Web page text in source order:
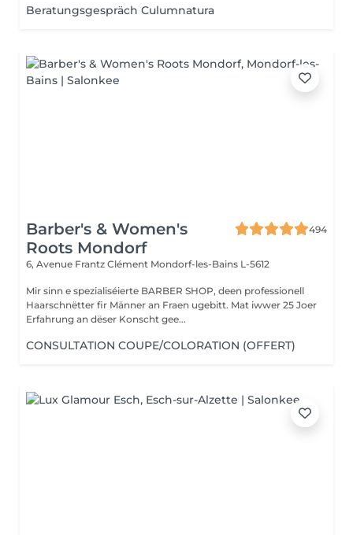
Beratungsgespräch Culumnatura
Barber's & Women's
Roots Mondorf
494
6, Avenue Frantz Clément Mondorf-les-Bains L-5612
Mir sinn e spezialiséierte BARBER SHOP, deen professionell
Haarschnëtter fir Männer an Fraen ugebitt. Mat iwwer 25 Joer
Erfahrung an dëser Konscht gee...
CONSULTATION COUPE/COLORATION (OFFERT)